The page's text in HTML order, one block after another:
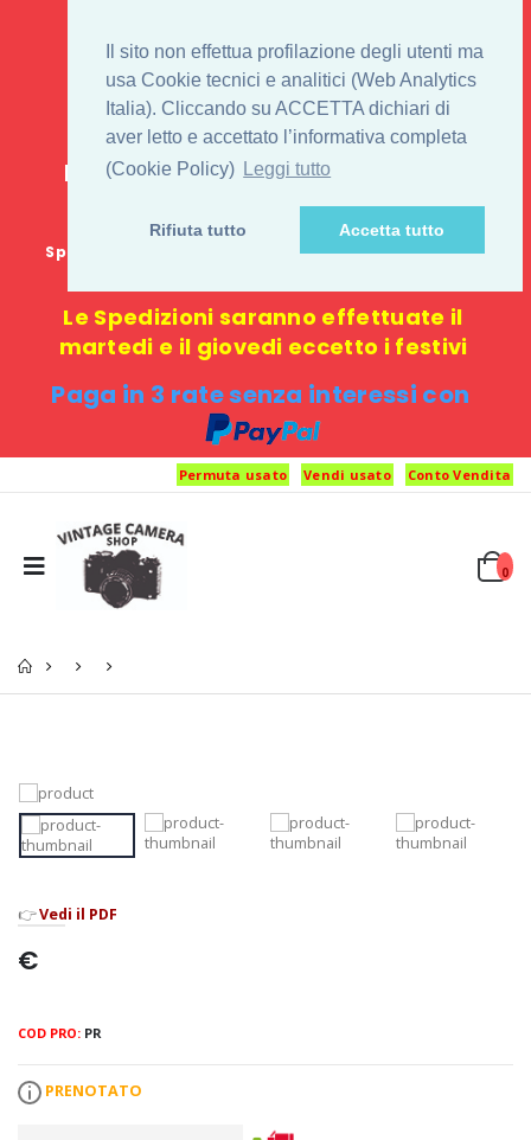
Il sito non effettua profilazione degli utenti ma
usa Cookie tecnici e analitici (Web Analytics
Italia). Cliccando su ACCETTA dichiari di
aver letto e accettato l’informativa completa
(Cookie Policy) Leggi tutto
Rifiuta tutto Accetta tutto
IL 1° STORE ON LINE
PENTAX USATO E
NUOVO
E-commerce 100% online: nessun
negozio fisico o punto di ritiro
Spedizione GRATUITA in Italia con spesa minima di
Le Spedizioni saranno effettuate il
martedi e il giovedi eccetto i festivi
Paga in 3 rate senza interessi con
Permuta usato Vendi usato Conto Vendita
0
👉Vedi il PDF
€
COD PRO: PR
PRENOTATO